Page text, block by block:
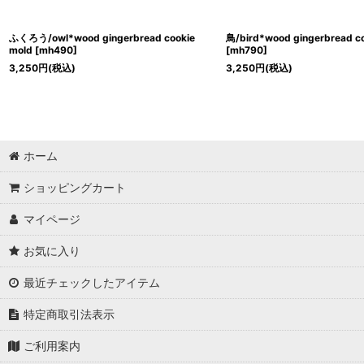
ふくろう/owl*wood gingerbread cookie
mold [mh490]
3,250円(税込)
鳥/bird*wood gingerbread
[mh790]
3,250円(税込)
ホーム
ショッピングカート
マイページ
お気に入り
最近チェックしたアイテム
特定商取引法表示
ご利用案内